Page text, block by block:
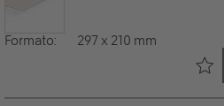
Formato: 297 x 210 mm